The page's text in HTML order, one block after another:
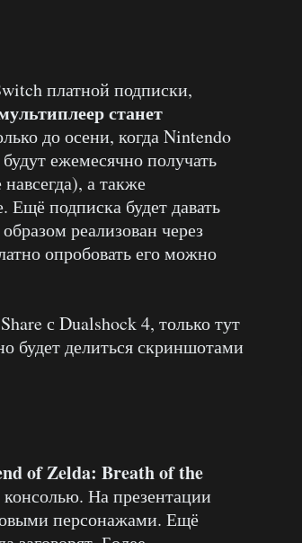
платной подписки,
станет
до осени, когда Nintendo
ежемесячно получать
а также
подписка будет давать
реализован через
опробовать его можно
с Dualshock 4, только тут
будет делиться скриншотами
of Zelda: Breath of the
На презентации
персонажами. Ещё